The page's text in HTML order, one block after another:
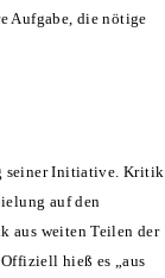
Aufgabe, die nötige
seiner Initiative. Kritik
auf den
aus weiten Teilen der
hieß es „aus